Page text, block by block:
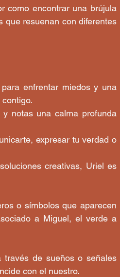
como encontrar una brújula
que resuenan con diferentes
enfrentar miedos y una
notas una calma profunda
expresar tu verdad o
creativas, Uriel es
o símbolos que aparecen
a Miguel, el verde a
través de sueños o señales
con el nuestro.